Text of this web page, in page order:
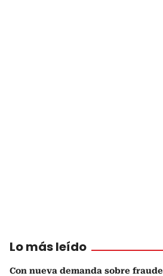
Lo más leído
Con nueva demanda sobre fraude